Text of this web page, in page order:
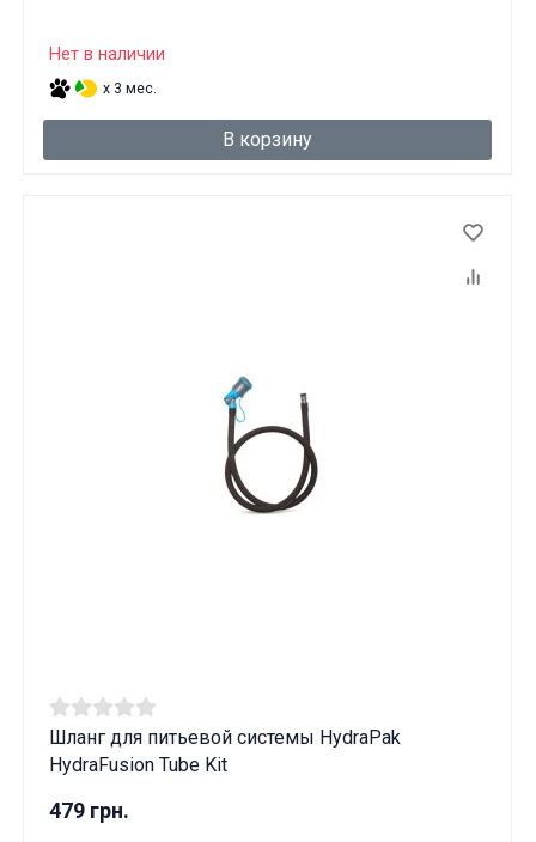
Нет в наличии
x 3 мес.
В корзину
Шланг для питьевой системы HydraPak
HydraFusion Tube Kit
479 грн.